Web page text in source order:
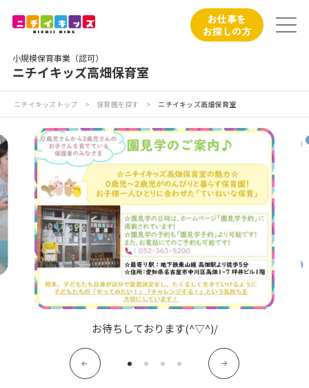
小規模保育事業（認可）
ニチイキッズ高畑保育室
お仕事を
お探しの方
ニチイが大切にしていること
お食事
保育園見学
入園の概要
子育てひろばのご紹介
ニチイキッズトップ > 保育園を探す > ニチイキッズ高畑保育室
お待ちしております(^▽^)/